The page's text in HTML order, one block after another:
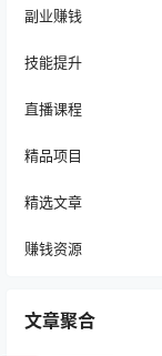
副业赚钱
技能提升
直播课程
精品项目
精选文章
赚钱资源
文章聚合